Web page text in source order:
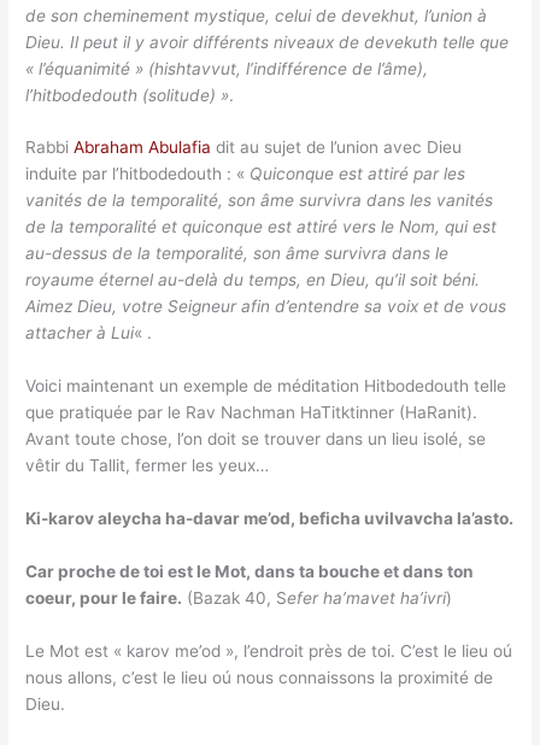
de son cheminement mystique, celui de devekhut, l’union à
Dieu. Il peut il y avoir différents niveaux de devekuth telle que
« l’équanimité » (hishtavvut, l’indifférence de l’âme),
l’hitbodedouth (solitude) ».
RabbiAbraham Abulafia dit au sujet de l’union avec Dieu
induite par l’hitbodedouth : « Quiconque est attiré par les
vanités de la temporalité, son âme survivra dans les vanités
de la temporalité et quiconque est attiré vers le Nom, qui est
au-dessus de la temporalité, son âme survivra dans le
royaume éternel au-delà du temps, en Dieu, qu’il soit béni.
Aimez Dieu, votre Seigneur afin d’entendre sa voix et de vous
attacher à Lui« .
Voici maintenant un exemple de méditation Hitbodedouth telle
que pratiquée par le Rav Nachman HaTitktinner (HaRanit).
Avant toute chose, l’on doit se trouver dans un lieu isolé, se
vêtir du Tallit, fermer les yeux…
Ki-karov aleycha ha-davar me’od, beficha uvilvavcha la’asto.
Car proche de toi est le Mot, dans ta bouche et dans ton
coeur, pour le faire. (Bazak 40, Sefer ha’mavet ha’ivri)
Le Mot est « karov me’od », l’endroit près de toi. C’est le lieu oú
nous allons, c’est le lieu oú nous connaissons la proximité de
Dieu.